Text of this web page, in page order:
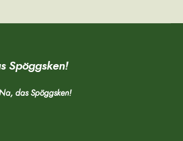
Spöggsken!
das Spöggsken!